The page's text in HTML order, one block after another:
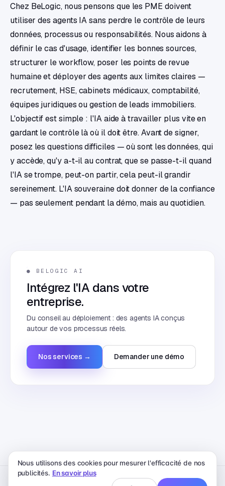
Chez BeLogic, nous pensons que les PME doivent
utiliser des agents IA sans perdre le contrôle de leurs
données, processus ou responsabilités. Nous aidons à
définir le cas d'usage, identifier les bonnes sources,
structurer le workflow, poser les points de revue
humaine et déployer des agents aux limites claires —
recrutement, HSE, cabinets médicaux, comptabilité,
équipes juridiques ou gestion de leads immobiliers.
L'objectif est simple : l'IA aide à travailler plus vite en
gardant le contrôle là où il doit être. Avant de signer,
posez les questions difficiles — où sont les données, qui
y accède, qu'y a-t-il au contrat, que se passe-t-il quand
l'IA se trompe, peut-on partir, cela peut-il grandir
sereinement. L'IA souveraine doit donner de la confiance
— pas seulement pendant la démo, mais au quotidien.
● BELOGIC AI
Intégrez l'IA dans votre
entreprise.
Du conseil au déploiement : des agents IA conçus
autour de vos processus réels.
Nos services → Demander une démo
Nous utilisons des cookies pour mesurer l'efficacité de nos
publicités. En savoir plus